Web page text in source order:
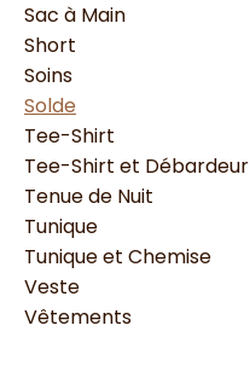
Sac à Main
Short
Soins
Solde
Tee-Shirt
Tee-Shirt et Débardeur
Tenue de Nuit
Tunique
Tunique et Chemise
Veste
Vêtements